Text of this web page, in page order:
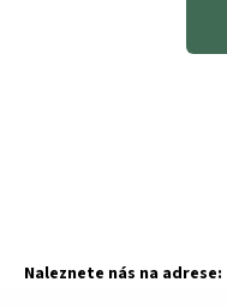
Naleznete nás na adrese: